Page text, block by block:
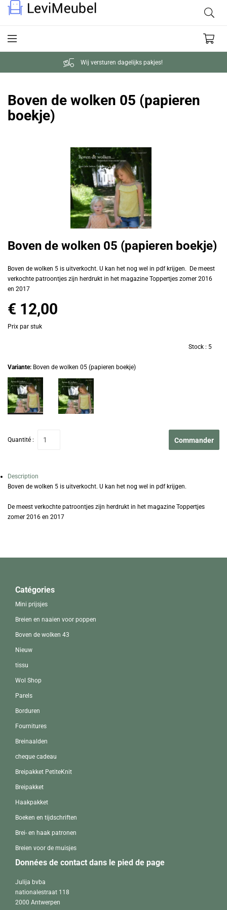
Wij versturen dagelijks pakjes!
Boven de wolken 05 (papieren
boekje)
Boven de wolken 05 (papieren boekje)
Boven de wolken 5 is uitverkocht. U kan het nog wel in pdf krijgen. De meest
verkochte patroontjes zijn herdrukt in het magazine Toppertjes zomer 2016
en 2017
€ 12,00
Prix par stuk
Stock : 5
Variante: Boven de wolken 05 (papieren boekje)
Quantité : Commander
Description
Boven de wolken 5 is uitverkocht. U kan het nog wel in pdf krijgen.
De meest verkochte patroontjes zijn herdrukt in het magazine Toppertjes
zomer 2016 en 2017
Catégories
Mini prijsjes
Breien en naaien voor poppen
Boven de wolken 43
Nieuw
tissu
Wol Shop
Parels
Borduren
Fournitures
Breinaalden
cheque cadeau
Breipakket PetiteKnit
Breipakket
Haakpakket
Boeken en tijdschriften
Brei- en haak patronen
Breien voor de muisjes
Données de contact dans le pied de page
Julija bvba
nationalestraat 118
2000 Antwerpen